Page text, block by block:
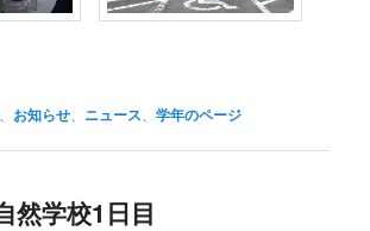
お知らせ ニュース 、学年のページ
然学校1日目